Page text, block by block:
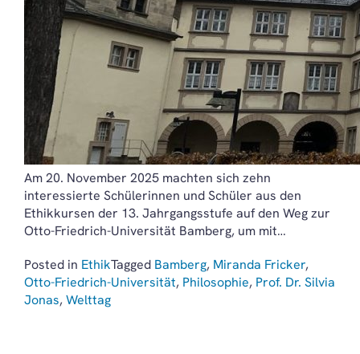
Am 20. November 2025 machten sich zehn
interessierte Schülerinnen und Schüler aus den
Ethikkursen der 13. Jahrgangsstufe auf den Weg zur
Otto-Friedrich-Universität Bamberg, um mit…
Posted in EthikTagged Bamberg, Miranda Fricker,
Otto-Friedrich-Universität, Philosophie, Prof. Dr. Silvia
Jonas, Welttag